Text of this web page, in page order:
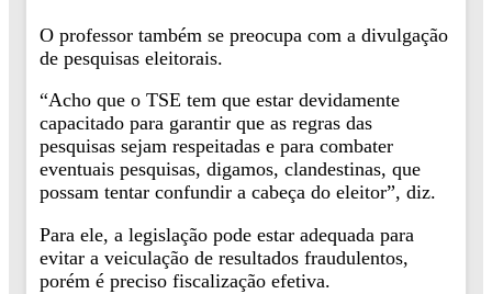
O professor também se preocupa com a divulgação
de pesquisas eleitorais.
“Acho que o TSE tem que estar devidamente
capacitado para garantir que as regras das
pesquisas sejam respeitadas e para combater
eventuais pesquisas, digamos, clandestinas, que
possam tentar confundir a cabeça do eleitor”, diz.
Para ele, a legislação pode estar adequada para
evitar a veiculação de resultados fraudulentos,
porém é preciso fiscalização efetiva.